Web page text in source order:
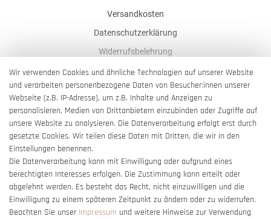
Versandkosten
Datenschutzerklärung
Widerrufsbelehrung
AGB
Impressum
Barrierefreiheitserklärung
Vertrag widerrufen
Wir verwenden Cookies und ähnliche Technologien auf unserer Website
und verarbeiten personenbezogene Daten von Besucher:innen unserer
Webseite (z.B. IP-Adresse), um z.B. Inhalte und Anzeigen zu
personalisieren, Medien von Drittanbietern einzubinden oder Zugriffe auf
unsere Website zu analysieren. Die Datenverarbeitung erfolgt erst durch
gesetzte Cookies. Wir teilen diese Daten mit Dritten, die wir in den
Einstellungen benennen.
Die Datenverarbeitung kann mit Einwilligung oder aufgrund eines
berechtigten Interesses erfolgen. Die Zustimmung kann erteilt oder
abgelehnt werden. Es besteht das Recht, nicht einzuwilligen und die
Einwilligung zu einem späteren Zeitpunkt zu ändern oder zu widerrufen.
Beachten Sie unser Impressum und weitere Hinweise zur Verwendung